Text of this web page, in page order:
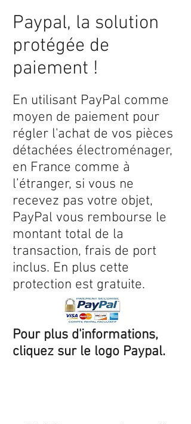
Paypal, la solution
protégée de
paiement !
En utilisant PayPal comme
moyen de paiement pour
régler l'achat de vos pièces
détachées électroménager,
en France comme à
l’étranger, si vous ne
recevez pas votre objet,
PayPal vous rembourse le
montant total de la
transaction, frais de port
inclus. En plus cette
protection est gratuite.
Pour plus d'informations,
cliquez sur le logo Paypal.